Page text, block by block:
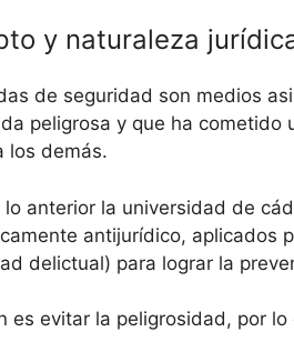
y naturaleza
de seguridad son medios
peligrosa y que ha
los demás.
lo anterior la universidad de
antijurídico, aplicados
delictual) para lograr la
es evitar la peligrosidad, por